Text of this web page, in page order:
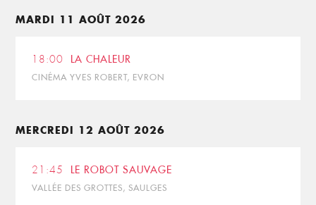
MARDI 11 AOÛT 2026
18:00 LA CHALEUR
CINÉMA YVES ROBERT, EVRON
MERCREDI 12 AOÛT 2026
21:45 LE ROBOT SAUVAGE
VALLÉE DES GROTTES, SAULGES